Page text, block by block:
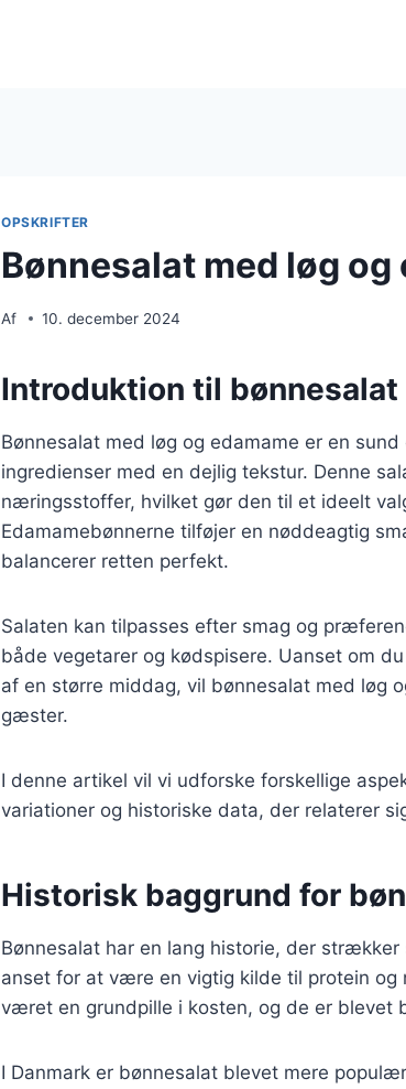
OPSKRIFTER
Bønnesalat med løg og
Af 10. december 2024
Introduktion til bønnesalat
Bønnesalat med løg og edamame er en
ingredienser med en dejlig tekstur. Denne
næringsstoffer, hvilket gør den til et ideelt
Edamamebønnerne tilføjer en nøddeagtig
balancerer retten perfekt.
Salaten kan tilpasses efter smag og
både vegetarer og kødspisere. Uanset om
af en større middag, vil bønnesalat med løg
gæster.
I denne artikel vil vi udforske forskellige
variationer og historiske data, der relaterer
Historisk baggrund for
Bønnesalat har en lang historie, der
anset for at være en vigtig kilde til protein
været en grundpille i kosten, og de er blevet
I Danmark er bønnesalat blevet mere